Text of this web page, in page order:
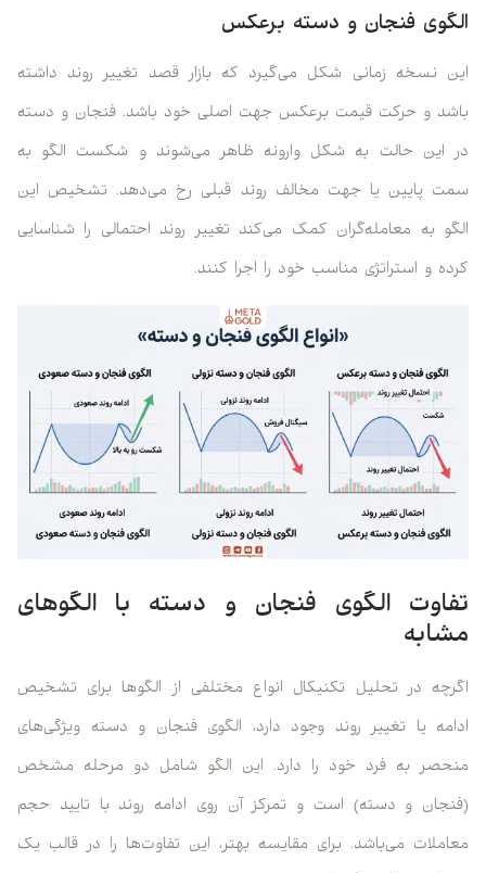
الگوی فنجان و دسته برعکس
این نسخه زمانی شکل می‌گیرد که بازار قصد تغییر روند داشته
باشد و حرکت قیمت برعکس جهت اصلی خود باشد. فنجان و دسته
در این حالت به شکل وارونه ظاهر می‌شوند و شکست الگو به
سمت پایین یا جهت مخالف روند قبلی رخ می‌دهد. تشخیص این
الگو به معامله‌گران کمک می‌کند تغییر روند احتمالی را شناسایی
کرده و استراتژی مناسب خود را اجرا کنند.
تفاوت الگوی فنجان و دسته با الگوهای
مشابه
اگرچه در تحلیل تکنیکال انواع مختلفی از الگوها برای تشخیص
ادامه یا تغییر روند وجود دارد، الگوی فنجان و دسته ویژگی‌های
منحصر به فرد خود را دارد. این الگو شامل دو مرحله مشخص
(فنجان و دسته) است و تمرکز آن روی ادامه روند با تایید حجم
معاملات می‌باشد. برای مقایسه بهتر، این تفاوت‌ها را در قالب یک